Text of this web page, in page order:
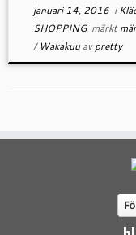
januari 14, 2016i
SHOPPING märkt
/ Wakakuuavpretty